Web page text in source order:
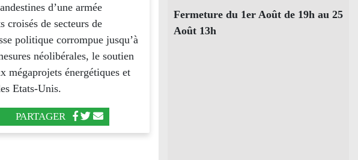
d’une armée
croisés de secteurs de
politique corrompue jusqu’à
néolibérales, le soutien
mégaprojets énergétiques et
Etats-Unis.
PARTAGER
Fermeture du 1er Août de 19h au 25
Août 13h